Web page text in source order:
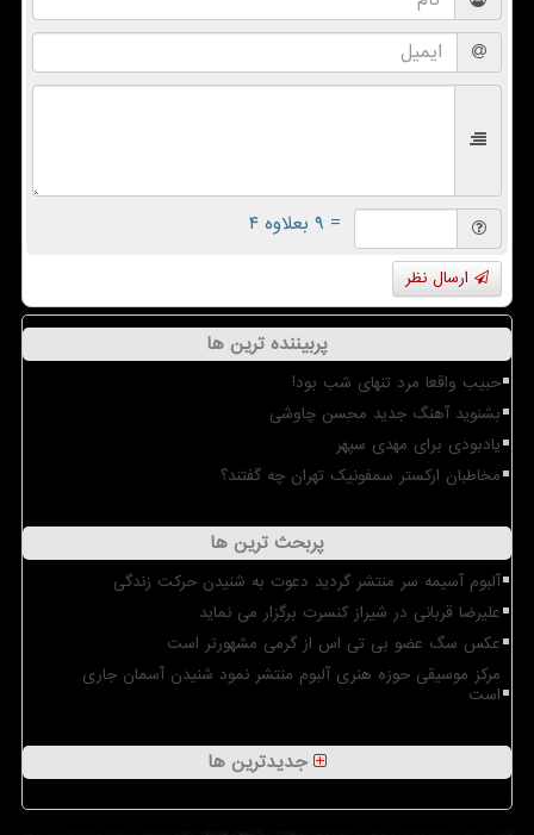
= ۹ بعلاوه ۴
ارسال نظر
پربیننده ترین ها
حبیب واقعا مرد تنهای شب بود!
بشنوید آهنگ جدید محسن چاوشی
یادبودی برای مهدی سپهر
مخاطبان ارکستر سمفونیک تهران چه گفتند؟
پربحث ترین ها
آلبوم آسیمه سر منتشر گردید دعوت به شنیدن حرکت زندگی
علیرضا قربانی در شیراز کنسرت برگزار می نماید
عکس سگ عضو بی تی اس از گرمی مشهورتر است
مرکز موسیقی حوزه هنری آلبوم منتشر نمود شنیدن آسمان جاری
است
جدیدترین ها